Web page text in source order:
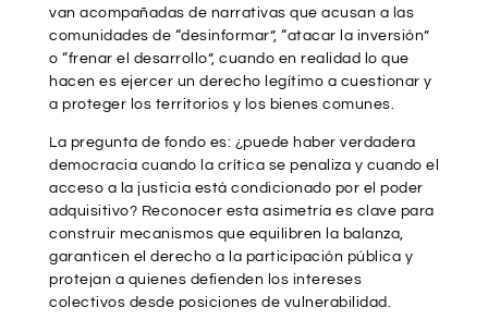
van acompañadas de narrativas que acusan a las
comunidades de “desinformar”, “atacar la inversión”
o “frenar el desarrollo”, cuando en realidad lo que
hacen es ejercer un derecho legítimo a cuestionar y
a proteger los territorios y los bienes comunes.
La pregunta de fondo es: ¿puede haber verdadera
democracia cuando la crítica se penaliza y cuando el
acceso a la justicia está condicionado por el poder
adquisitivo? Reconocer esta asimetría es clave para
construir mecanismos que equilibren la balanza,
garanticen el derecho a la participación pública y
protejan a quienes defienden los intereses
colectivos desde posiciones de vulnerabilidad.